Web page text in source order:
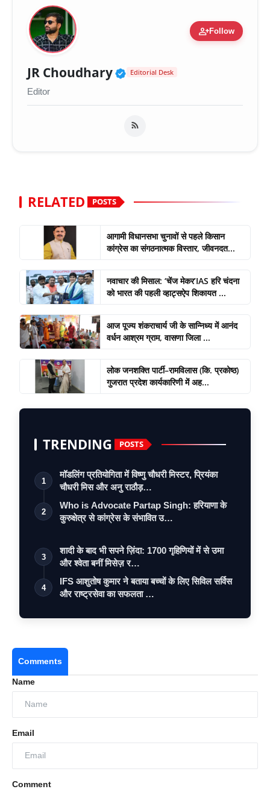
person_addFollow
JR Choudhary Verified Public Figure
Editorial Desk
Editor
RELATED POSTS
आगामी विधानसभा चुनावों से पहले किसान
कांग्रेस का संगठनात्मक विस्तार, जीवनदत...
नवाचार की मिसाल: ‘चेंज मेकर’IAS हरि चंदना
को भारत की पहली व्हाट्सऐप शिकायत ...
आज पूज्य शंकराचार्य जी के सान्निध्य में आनंद
वर्धन आश्रम ग्राम, वासणा जिला ...
लोक जनशक्ति पार्टी–रामविलास (कि. प्रकोष्ठ)
गुजरात प्रदेश कार्यकारिणी में अह...
TRENDING POSTS
1
मॉडलिंग प्रतियोगिता में विष्णु चौधरी मिस्टर, प्रियंका
चौधरी मिस और अनु राठौड़…
2
Who is Advocate Partap Singh: हरियाणा के
कुरुक्षेत्र से कांग्रेस के संभावित उ…
3
शादी के बाद भी सपने ज़िंदा: 1700 गृहिणियों में से उमा
और श्वेता बनीं मिसेज़ र…
4
IFS आशुतोष कुमार ने बताया बच्चों के लिए सिविल सर्विस
और राष्ट्रसेवा का सफलता …
Comments
Name
Email
Comment